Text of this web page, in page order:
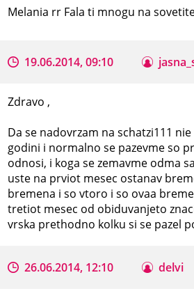
Melania rr Fala ti mnogu na
19.06.2014, 09:10
Zdravo ,
Da se nadovrzam na schatzi111
godini i normalno se pazevme so
odnosi, i koga se zemavme odma
uste na prviot mesec ostanav
bremena i so vtoro i so ovaa
tretiot mesec od obiduvanjeto
vrska prethodno kolku si se pazel
26.06.2014, 12:10 delvi